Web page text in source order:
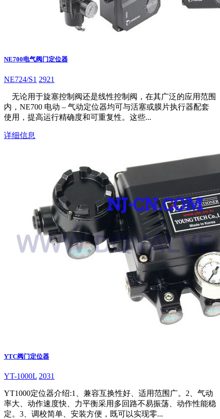
NE700电气阀门定位器
NE724/S1 2921
无论用于旋塞控制阀还是线性控制阀，在其广泛的应用范围
内，NE700 电动 – 气动定位器均可与活塞或膜片执行器配套
使用，提高运行精确度和可重复性。这些...
详细信息
YTC阀门定位器
YT-1000L 2031
YT1000定位器介绍:1、兼容互换性好、适用范围广。2、气动
率大、动作速度快、力平衡采用多回路不易振荡、动作性能稳
定。3、调校简单、安装方便，既可以实现零...